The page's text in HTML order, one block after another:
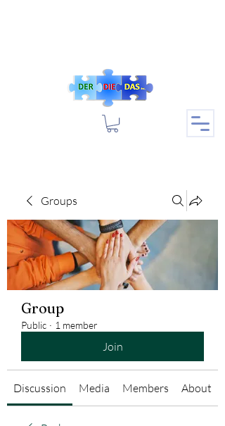
Groups
Group
Public · 1 member
Join
Discussion Media Members About